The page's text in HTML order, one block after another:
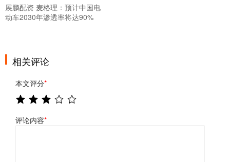
展鹏配资 麦格理：预计中国电
动车2030年渗透率将达90%
相关评论
本文评分*
评论内容*